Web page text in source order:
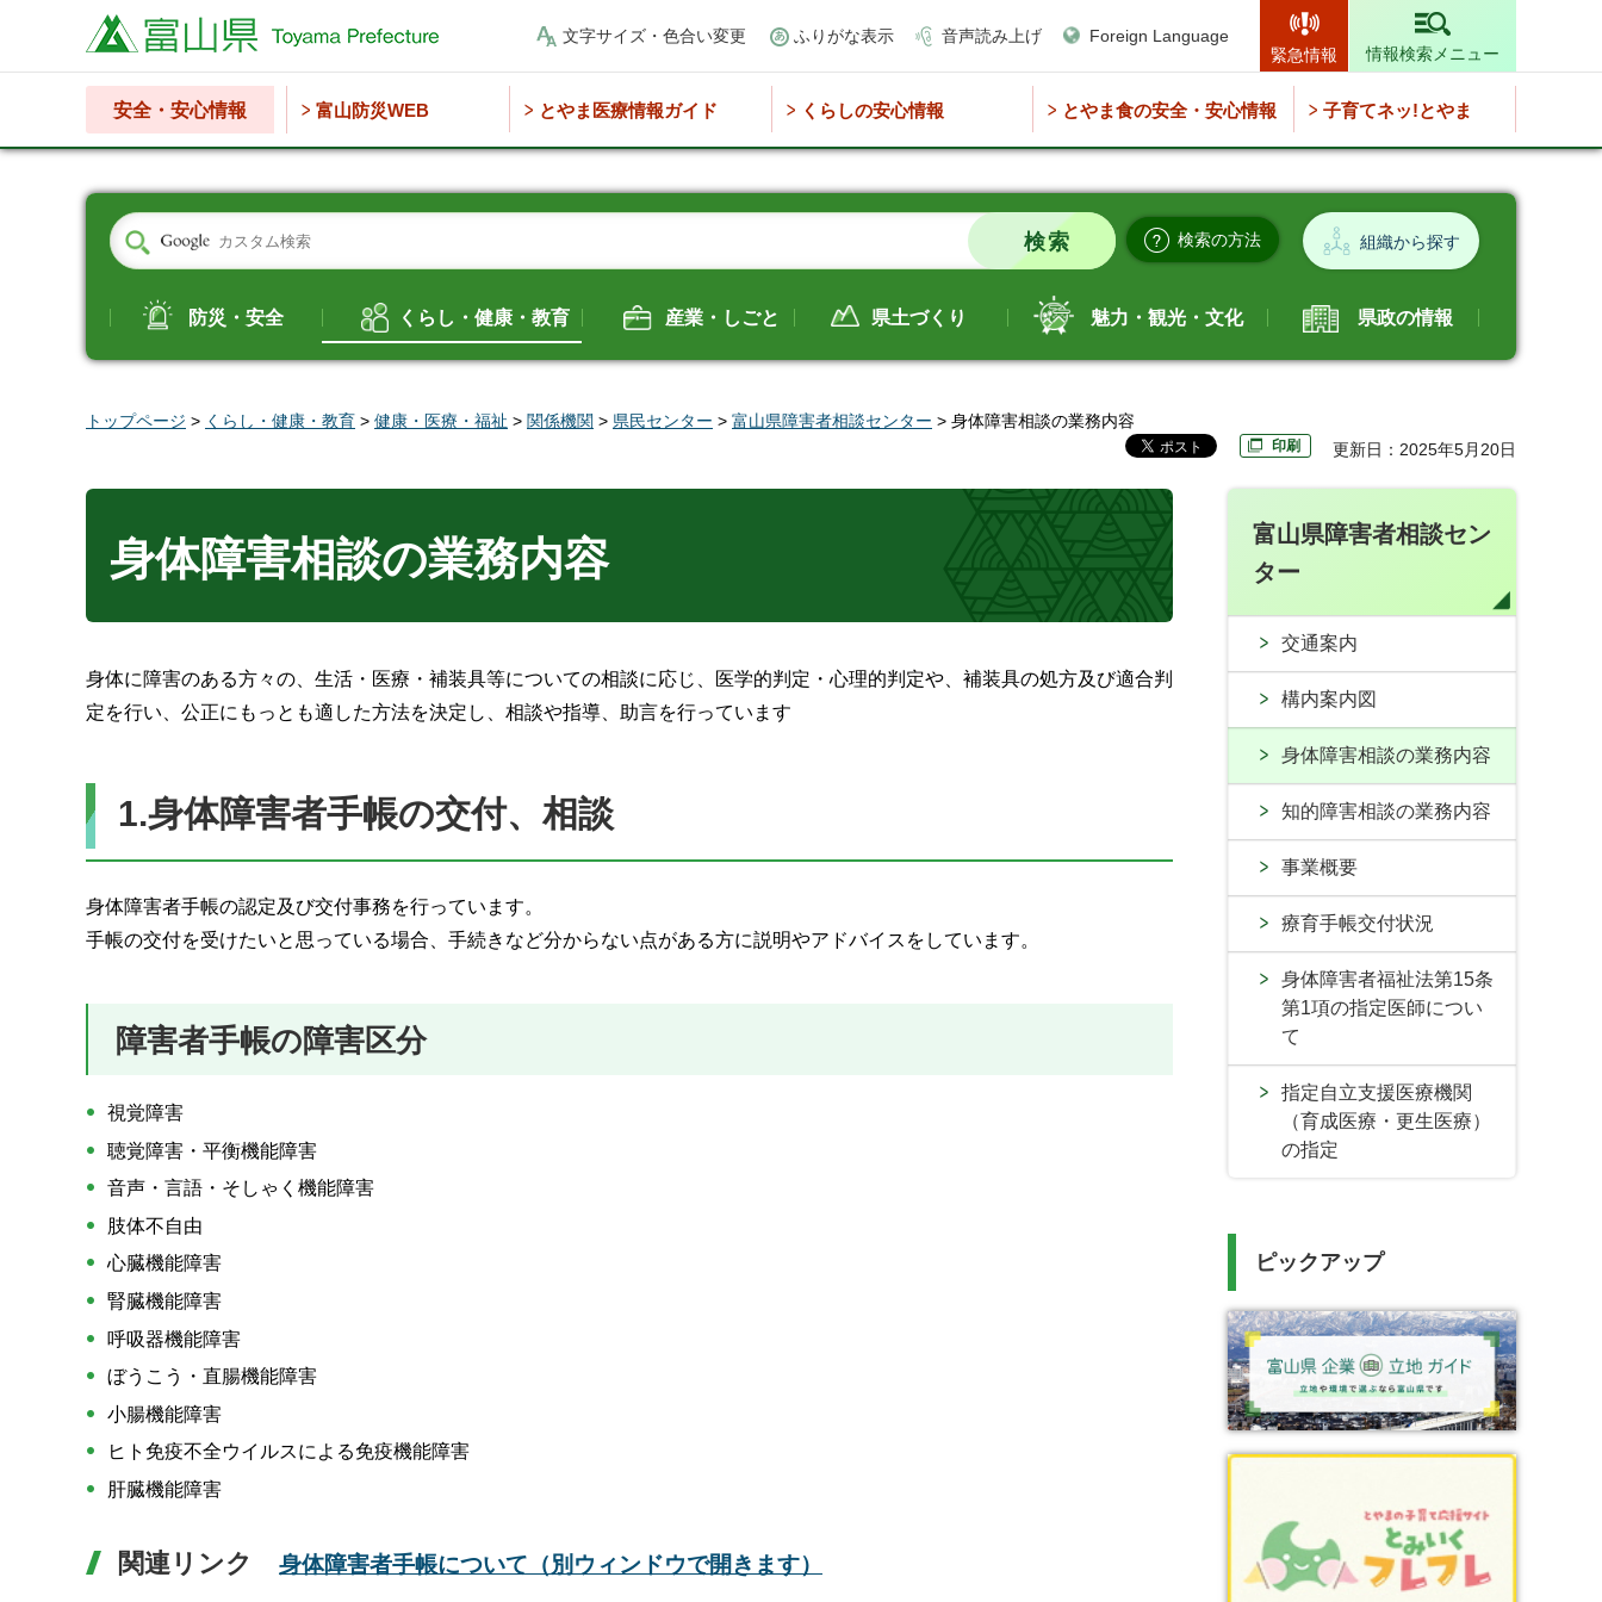
富山県 文字サイズ・色合い変更 ふりがな表示 音声読み上げ
Foreign Language
緊急情報
情報検索メニュー
安全・安心情報 富山防災WEB とやま医療情報ガイド くらしの安心情報 とやま食の安全・安心情報 子育てネッ!とやま
検索の方法 組織から探す
防災・安全 くらし・健康・教育 産業・しごと 県土づくり 魅力・観光・文化 県政の情報
トップページ > くらし・健康・教育 > 健康・医療・福祉 > 関係機関 > 県民センター > 富山県障害者相談センター > 身体障害相談の業務内容
印刷 更新日：2025年5月20日
身体障害相談の業務内容
身体に障害のある方々の、生活・医療・補装具等についての相談に応じ、医学的判定・心理的判定や、補装具の処方及び適合判
定を行い、公正にもっとも適した方法を決定し、相談や指導、助言を行っています
1.身体障害者手帳の交付、相談
身体障害者手帳の認定及び交付事務を行っています。
手帳の交付を受けたいと思っている場合、手続きなど分からない点がある方に説明やアドバイスをしています。
障害者手帳の障害区分
視覚障害
聴覚障害・平衡機能障害
音声・言語・そしゃく機能障害
肢体不自由
心臓機能障害
腎臓機能障害
呼吸器機能障害
ぼうこう・直腸機能障害
小腸機能障害
ヒト免疫不全ウイルスによる免疫機能障害
肝臓機能障害
関連リンク 身体障害者手帳について（別ウィンドウで開きます）
富山県障害者相談セン
ター
交通案内
構内案内図
身体障害相談の業務内容
知的障害相談の業務内容
事業概要
療育手帳交付状況
身体障害者福祉法第15条
第1項の指定医師につい
て
指定自立支援医療機関
（育成医療・更生医療）
の指定
ピックアップ